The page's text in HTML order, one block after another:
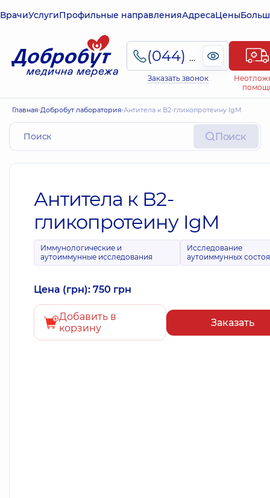
ВрачиУслугиПрофильные направленияАдресаЦены
(044) 495-2-888
Заказать звонок
Главная Добробут лаборатория Антитела к В2-гликопротеину IgМ
Поиск
Антитела к В2-
гликопротеину IgМ
Иммунологические и
аутоиммунные исследования
Исследование
аутоиммунных
Цена (грн): 750 грн
Добавить в
корзину
Заказать